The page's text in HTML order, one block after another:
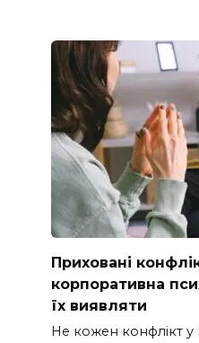
Приховані
корпоративна
їх виявляти
Не кожен конфлікт у